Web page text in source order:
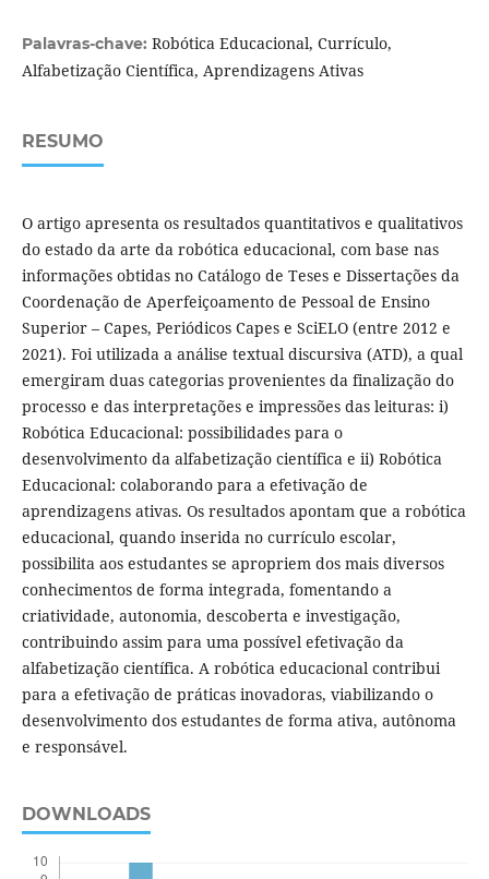
Palavras-chave: Robótica Educacional, Currículo,
Alfabetização Científica, Aprendizagens Ativas
RESUMO
O artigo apresenta os resultados quantitativos e qualitativos
do estado da arte da robótica educacional, com base nas
informações obtidas no Catálogo de Teses e Dissertações da
Coordenação de Aperfeiçoamento de Pessoal de Ensino
Superior – Capes, Periódicos Capes e SciELO (entre 2012 e
2021). Foi utilizada a análise textual discursiva (ATD), a qual
emergiram duas categorias provenientes da finalização do
processo e das interpretações e impressões das leituras: i)
Robótica Educacional: possibilidades para o
desenvolvimento da alfabetização científica e ii) Robótica
Educacional: colaborando para a efetivação de
aprendizagens ativas. Os resultados apontam que a robótica
educacional, quando inserida no currículo escolar,
possibilita aos estudantes se apropriem dos mais diversos
conhecimentos de forma integrada, fomentando a
criatividade, autonomia, descoberta e investigação,
contribuindo assim para uma possível efetivação da
alfabetização científica. A robótica educacional contribui
para a efetivação de práticas inovadoras, viabilizando o
desenvolvimento dos estudantes de forma ativa, autônoma
e responsável.
DOWNLOADS